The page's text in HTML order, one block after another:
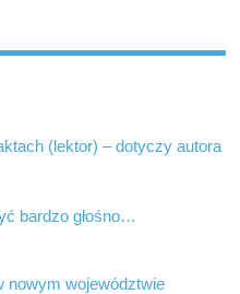
(lektor) – dotyczy autora
bardzo głośno…
nowym województwie